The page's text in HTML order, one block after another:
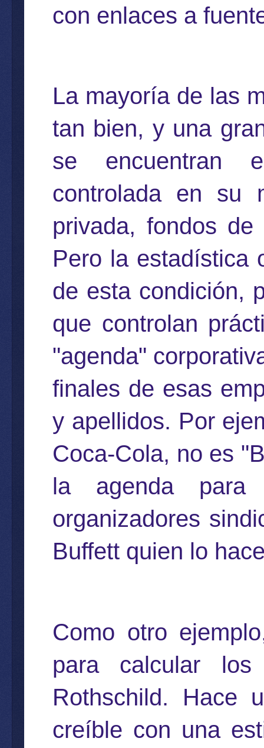
con enlaces a
La mayoría de las
tan bien, y una
se encuentran
controlada en su
privada, fondos
Pero la estadística
de esta condición,
que controlan
"agenda"
finales de esas
y apellidos. Por
Coca-Cola, no es
la agenda
organizadores
Buffett quien lo
Como otro
para calcular
Rothschild. Hace
creíble con una